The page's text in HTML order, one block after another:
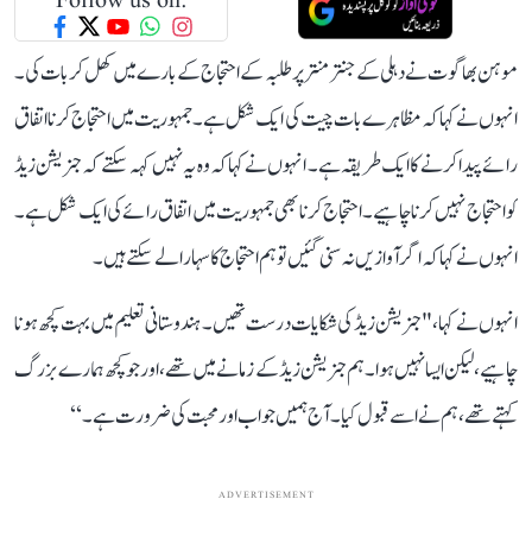
موہن بھاگوت نے دہلی کے جنتر منتر پر طلبہ کے احتجاج کے بارے میں کھل کر بات کی۔
انہوں نے کہا کہ مظاہرے بات چیت کی ایک شکل ہے۔ جمہوریت میں احتجاج کرنا اتفاق
رائے پیدا کرنے کا ایک طریقہ ہے۔ انہوں نے کہا کہ وہ یہ نہیں کہہ سکتے کہ جنریشن زیڈ
کو احتجاج نہیں کرنا چاہیے۔احتجاج کرنا بھی جمہوریت میں اتفاق رائے کی ایک شکل ہے۔
انہو ں نے کہا کہ اگر آوازیں نہ سنی گئیں تو ہم احتجاج کا سہارا لے سکتے ہیں۔
انہوں نے کہا، " جنریشن زیڈ کی شکایات درست تھیں۔ ہندوستانی تعلیم میں بہت کچھ ہونا
چاہیے، لیکن ایسا نہیں ہوا۔ ہم جنریشن زیڈ کے زمانے میں تھے، اور جو کچھ ہمارے بزرگ
کہتے تھے، ہم نےاسے قبول کیا۔ آج ہمیں جواب اور محبت کی ضرورت ہے۔‘‘
ADVERTISEMENT